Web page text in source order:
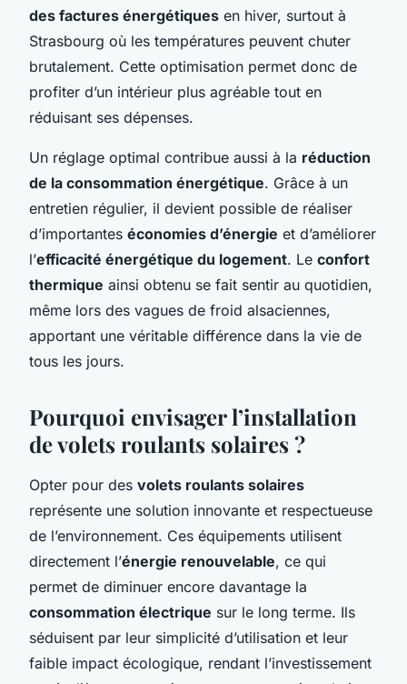
des factures énergétiques en hiver, surtout à
Strasbourg où les températures peuvent chuter
brutalement. Cette optimisation permet donc de
profiter d’un intérieur plus agréable tout en
réduisant ses dépenses.
Un réglage optimal contribue aussi à la réduction
de la consommation énergétique. Grâce à un
entretien régulier, il devient possible de réaliser
d’importantes économies d’énergie et d’améliorer
l’efficacité énergétique du logement. Le confort
thermique ainsi obtenu se fait sentir au quotidien,
même lors des vagues de froid alsaciennes,
apportant une véritable différence dans la vie de
tous les jours.
Pourquoi envisager l’installation
de volets roulants solaires ?
Opter pour des volets roulants solaires
représente une solution innovante et respectueuse
de l’environnement. Ces équipements utilisent
directement l’énergie renouvelable, ce qui
permet de diminuer encore davantage la
consommation électrique sur le long terme. Ils
séduisent par leur simplicité d’utilisation et leur
faible impact écologique, rendant l’investissement